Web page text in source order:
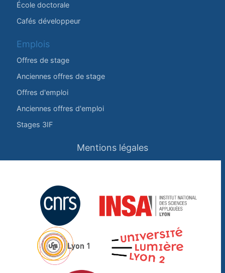
École doctorale
Cafés développeur
Emplois
Offres de stage
Anciennes offres de stage
Offres d'emploi
Anciennes offres d'emploi
Stages 3IF
Mentions légales